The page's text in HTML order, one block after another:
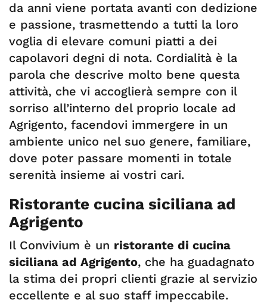
da anni viene portata avanti con dedizione
e passione, trasmettendo a tutti la loro
voglia di elevare comuni piatti a dei
capolavori degni di nota. Cordialità è la
parola che descrive molto bene questa
attività, che vi accoglierà sempre con il
sorriso all’interno del proprio locale ad
Agrigento, facendovi immergere in un
ambiente unico nel suo genere, familiare,
dove poter passare momenti in totale
serenità insieme ai vostri cari.
Ristorante cucina siciliana ad
Agrigento
Il Convivium è un ristorante di cucina
siciliana ad Agrigento, che ha guadagnato
la stima dei propri clienti grazie al servizio
eccellente e al suo staff impeccabile.